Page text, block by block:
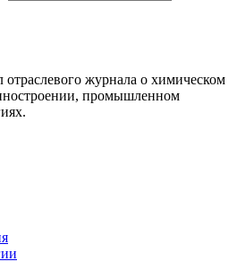
журнала о химическом
промышленном